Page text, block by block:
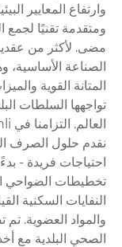
وارتفاع المعايير
ومتقدمة تقنيًا
مضى. لأكثر من
الصناعة الأساسية،
المتانة القوية
تواجهها السلطات
نقدم حلول الصرف
احتياجات فريدة -
تخطيطات الضواحي
النفايات السكنية
والمواد العضوية.
الصحي البلدية مع